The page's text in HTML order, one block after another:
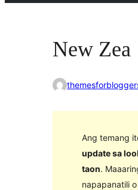
New Zea
Ang temang
update sa
taon.
napapanatili